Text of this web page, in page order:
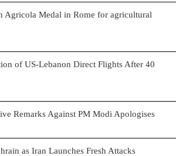
Agricola Medal in Rome for agricultural
of US-Lebanon Direct Flights After 40
Remarks Against PM Modi Apologises
as Iran Launches Fresh Attacks